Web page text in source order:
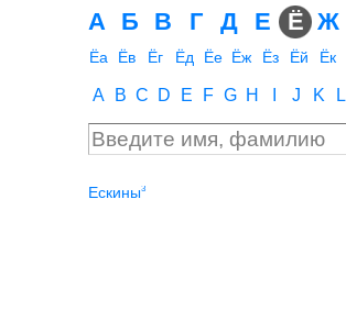
А Б В Г Д Е Ё Ж
Ёа Ёв Ёг Ёд Ёе Ёж Ёз Ёй Ёк
A B C D E F G H J K L
Ёскины3